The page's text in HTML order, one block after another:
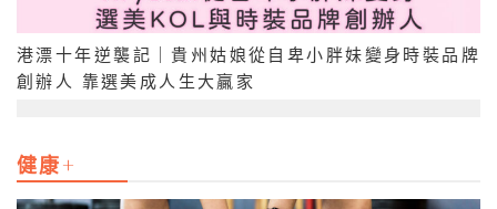
港漂十年逆襲記｜貴州姑娘從自卑小胖妹變身時裝品牌
創辦人 靠選美成人生大贏家
健康+